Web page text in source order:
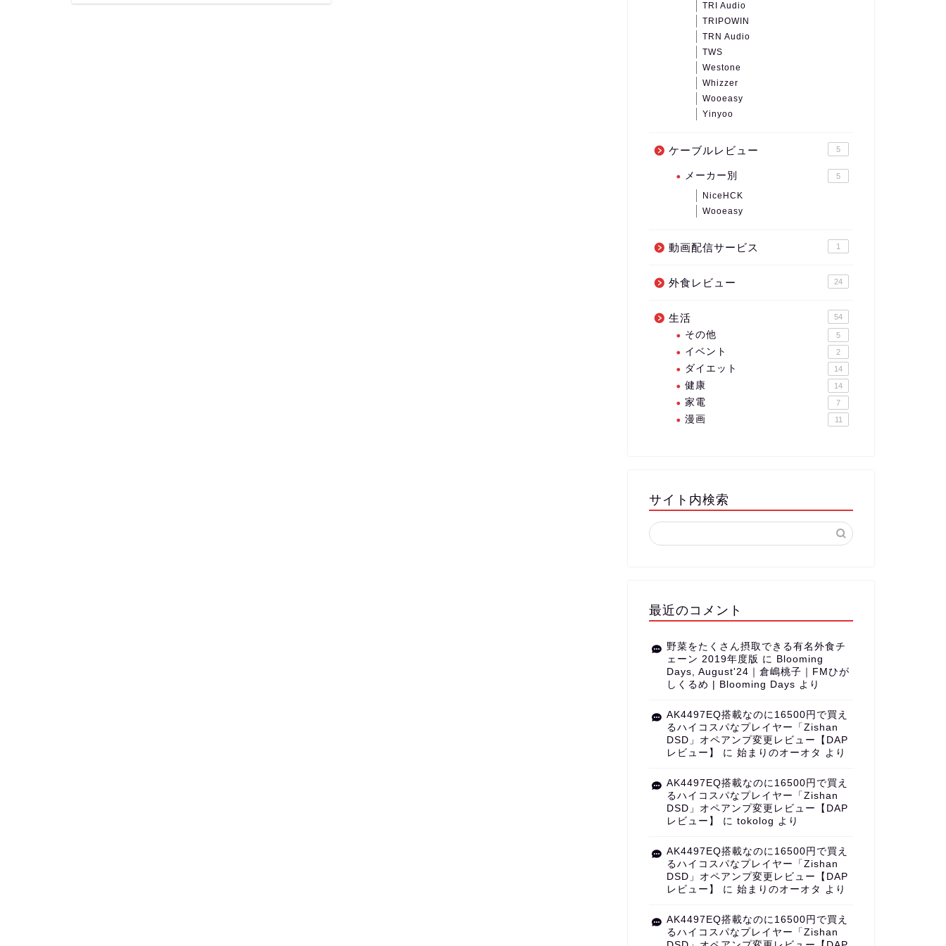
TRI Audio
TRIPOWIN
TRN Audio
TWS
Westone
Whizzer
Wooeasy
Yinyoo
ケーブルレビュー 5
メーカー別 5
NiceHCK
Wooeasy
動画配信サービス 1
外食レビュー 24
生活 54
その他 5
イベント 2
ダイエット 14
健康 14
家電 7
漫画 11
サイト内検索
最近のコメント
野菜をたくさん摂取できる有名外食チ
ェーン 2019年度版 に Blooming
Days, August'24｜倉嶋桃子｜FMひが
しくるめ | Blooming Days より
AK4497EQ搭載なのに16500円で買え
るハイコスパなプレイヤー「Zishan
DSD」オペアンプ変更レビュー【DAP
レビュー】
に 始まりのオーオタ より
AK4497EQ搭載なのに16500円で買え
るハイコスパなプレイヤー「Zishan
DSD」オペアンプ変更レビュー【DAP
レビュー】
に tokolog より
AK4497EQ搭載なのに16500円で買え
るハイコスパなプレイヤー「Zishan
DSD」オペアンプ変更レビュー【DAP
レビュー】
に 始まりのオーオタ より
AK4497EQ搭載なのに16500円で買え
るハイコスパなプレイヤー「Zishan